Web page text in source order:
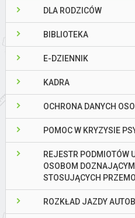
DLA RODZICÓW
BIBLIOTEKA
E-DZIENNIK
KADRA
OCHRONA DANYCH
POMOC W KRYZYSIE
REJESTR PODMIOTÓW
OSOBOM
STOSUJĄCYCH
ROZKŁAD JAZDY